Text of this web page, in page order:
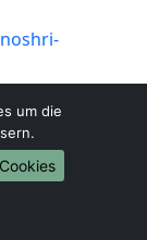
um die